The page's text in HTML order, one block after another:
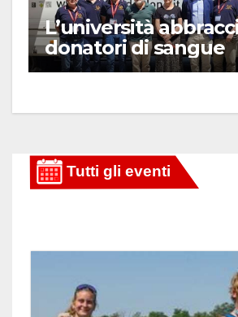
L’università
donatori di sangue